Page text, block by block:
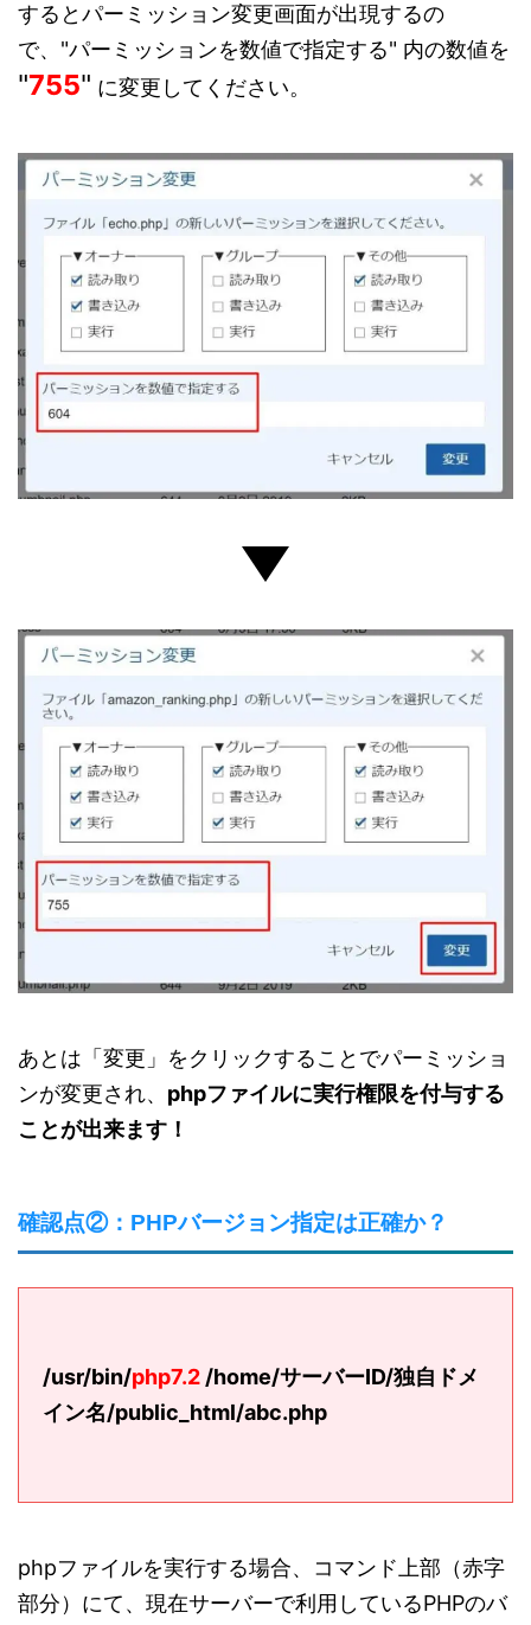
するとパーミッション変更画面が出現するの
で、"パーミッションを数値で指定する" 内の数値を
"755" に変更してください。
あとは「変更」をクリックすることでパーミッショ
ンが変更され、 phpファイルに実行権限を付与する
ことが出来ます！
確認点②：PHPバージョン指定は正確か？
/usr/bin/php7.2/home/サーバーID/独自ドメ
イン名/public_html/abc.php
phpファイルを実行する場合、コマンド上部（赤字
部分）にて、現在サーバーで利用しているPHPのバ